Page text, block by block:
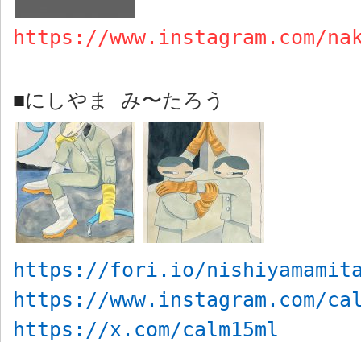
https://www.instagram.com/
■にしやま み〜たろう
https://fori.io/
https://www.instagram.com/
https://x.com/calm15ml